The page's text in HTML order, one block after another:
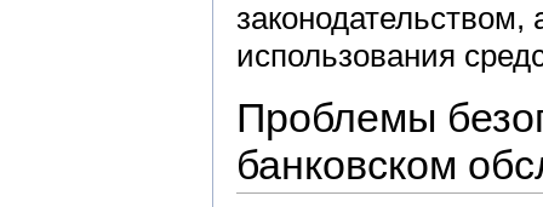
использования
Проблемы
банковском